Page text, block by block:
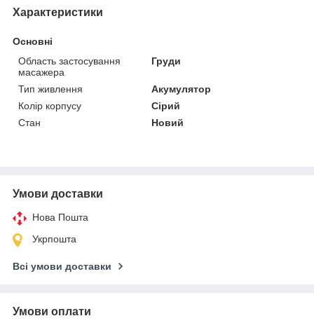
Характеристики
Основні
Область застосування
масажера
Груди
Тип живлення
Акумулятор
Колір корпусу
Сірий
Стан
Новий
Умови доставки
Нова Пошта
Укрпошта
Всі умови доставки
Умови оплати